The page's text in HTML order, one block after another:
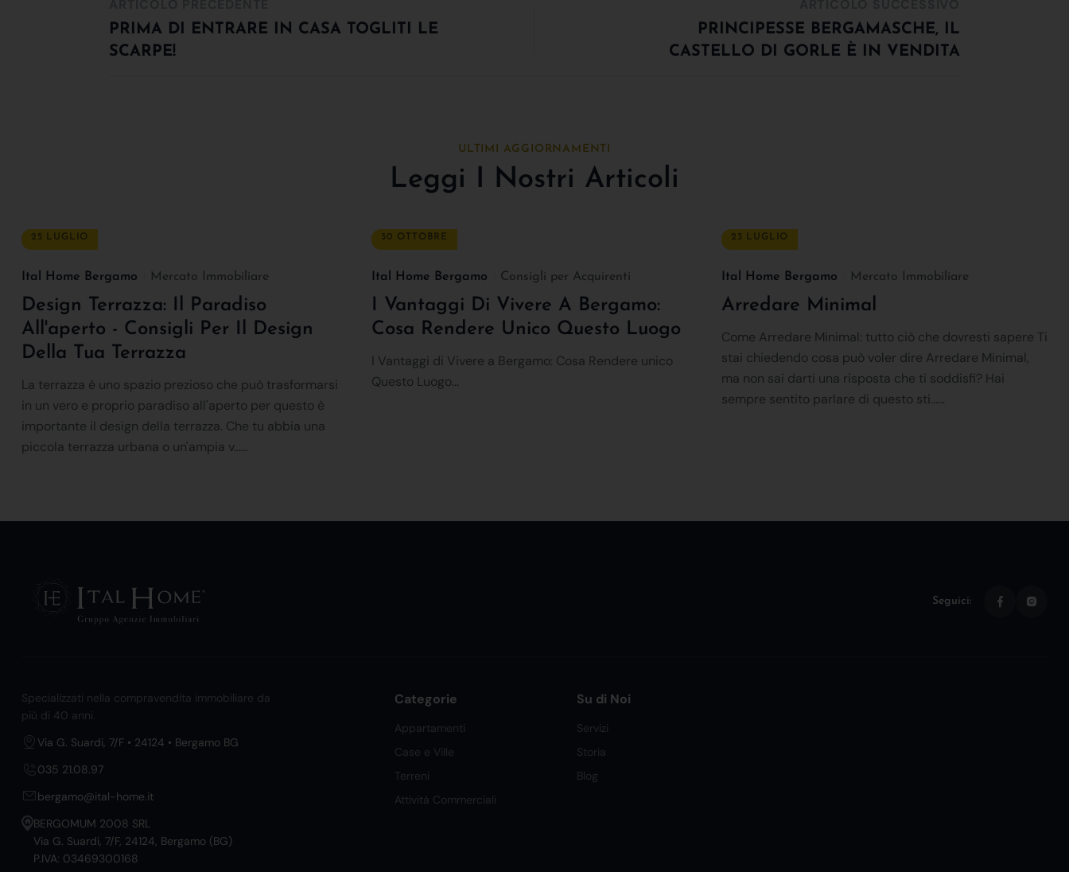
PRIMA DI ENTRARE IN CASA TOGLITI LE
SCARPE!
PRINCIPESSE BERGAMASCHE, IL
CASTELLO DI GORLE È IN VENDITA
ULTIMI AGGIORNAMENTI
Leggi I Nostri Articoli
25 LUGLIO
Ital Home Bergamo Mercato Immobiliare
Design Terrazza: Il Paradiso
All'aperto - Consigli Per Il Design
Della Tua Terrazza
La terrazza è uno spazio prezioso che può trasformarsi
in un vero e proprio paradiso all'aperto per questo è
importante il design della terrazza. Che tu abbia una
piccola terrazza urbana o un'ampia v......
30 OTTOBRE
Ital Home Bergamo Consigli per Acquirenti
I Vantaggi Di Vivere A Bergamo:
Cosa Rendere Unico Questo Luogo
I Vantaggi di Vivere a Bergamo: Cosa Rendere unico
Questo Luogo...
23 LUGLIO
Ital Home Bergamo Mercato Immobiliare
Arredare Minimal
Come Arredare Minimal: tutto ciò che dovresti sapere Ti
stai chiedendo cosa può voler dire Arredare Minimal,
ma non sai darti una risposta che ti soddisfi? Hai
sempre sentito parlare di questo sti......
Seguici:
Specializzati nella compravendita immobiliare da
più di 40 anni.
Via G. Suardi, 7/F • 24124 • Bergamo BG
035 21.08.97
bergamo@ital-home.it
BERGOMUM 2008 SRL
Via G. Suardi, 7/F, 24124, Bergamo (BG)
P.IVA: 03469300168
Categorie
Appartamenti
Case e Ville
Terreni
Attività Commerciali
Su di Noi
Servizi
Storia
Blog